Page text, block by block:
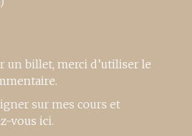
un billet, merci d’utiliser le
.
sur mes cours et
vous ici.